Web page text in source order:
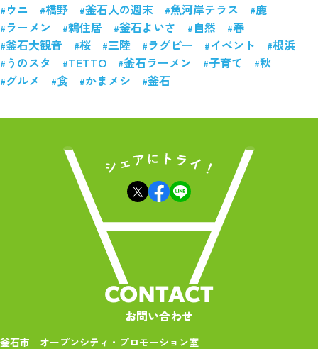
ウニ
橋野 釜石人の週末 魚河岸テラス
鹿
ラーメン
鵜住居 釜石よいさ 自然
春
釜石大観音
桜 三陸 ラグビー イベント
根浜
うのスタ
TETTO 釜石ラーメン 子育て
秋
グルメ
食 かまメシ 釜石
CONTACT
お問い合わせ
釜石市 オープンシティ・プロモーション室